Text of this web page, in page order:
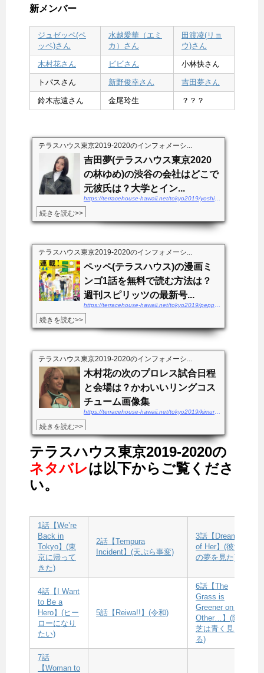
新メンバー
ジュゼッペ(ペ
ッペ)さん
水越愛華（エミ
カ）さん
田渡凌(リョ
ウ)さん
木村花さん ビビさん 小林快さん
トパスさん 新野俊幸さん 吉田夢さん
鈴木志遠さん 金尾玲生 ？？？
テラスハウス東京2019-2020のインフォメーシ...
吉田夢(テラスハウス東京2020
の林ゆめ)の渋谷の会社はどこで
元彼氏は？大学とイン...
https://terracehouse-hawaii.net/tokyo2019/yoshidayume-kaisha
続きを読む>>
テラスハウス東京2019-2020のインフォメーシ...
ペッペ(テラスハウス)の漫画ミ
ンゴ1話を無料で読む方法は？
週刊スピリッツの最新号...
続きを読む>>
テラスハウス東京2019-2020のインフォメーシ...
木村花の次のプロレス試合日程
と会場は？かわいいリングコス
チューム画像集
https://terracehouse-hawaii.net/tokyo2019/kimurahana-shiainittei
続きを読む>>
テラスハウス東京2019-2020の
ネタバレは以下からご覧くださ
い。
1話【We’re
Back in
Tokyo】(東
京に帰って
きた)
2話【Tempura
Incident】(天ぷら事変)
3話【Dreamed
of Her】(彼女
の夢を見た)
4話【I Want
to Be a
Hero】(ヒー
ローになり
たい)
5話【Reiwa!!】(令和)
6話【The
Grass is
Greener on the
Other…】(隣の
芝は青く見え
る)
7話
【Woman to